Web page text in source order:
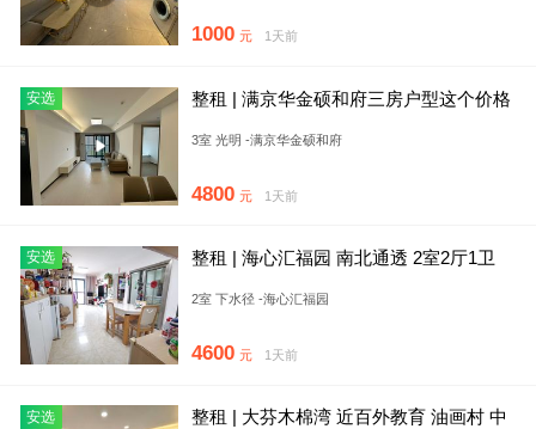
1000 元 1天前
安选
整租 | 满京华金硕和府三房户型这个价格
3室 光明 -满京华金硕和府
4800 元 1天前
安选
整租 | 海心汇福园 南北通透 2室2厅1卫
2室 下水径 -海心汇福园
4600 元 1天前
安选
整租 | 大芬木棉湾 近百外教育 油画村 中